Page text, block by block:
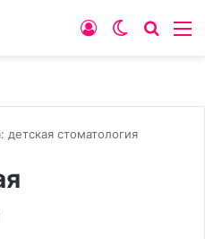
Switch
Войти
детская стоматология